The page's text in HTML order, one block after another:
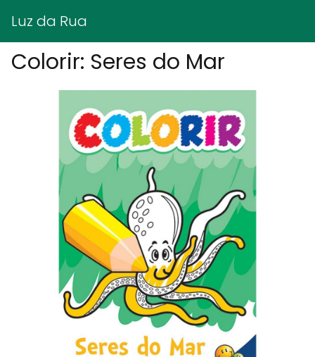
Luz da Rua
Colorir: Seres do Mar